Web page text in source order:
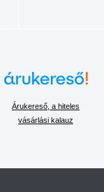
Árukereső, a hiteles
vásárlási kalauz